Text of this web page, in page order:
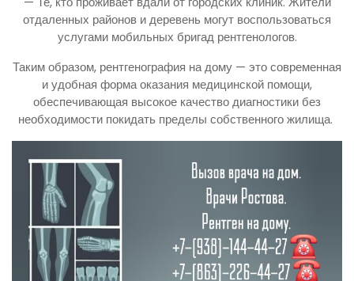
отдаленных районов и деревень могут воспользоваться
услугами мобильных бригад рентгенологов.
Таким образом, рентгенография на дому — это современная
и удобная форма оказания медицинской помощи,
обеспечивающая высокое качество диагностики без
необходимости покидать пределы собственного жилища.